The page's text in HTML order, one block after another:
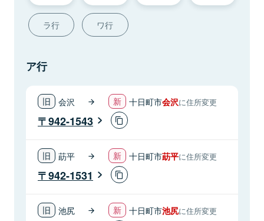
ラ行 ワ行
ア行
会沢 十日町市会沢に住所変更
942-1543
莇平 十日町市莇平に住所変更
942-1531
池尻 十日町市池尻に住所変更